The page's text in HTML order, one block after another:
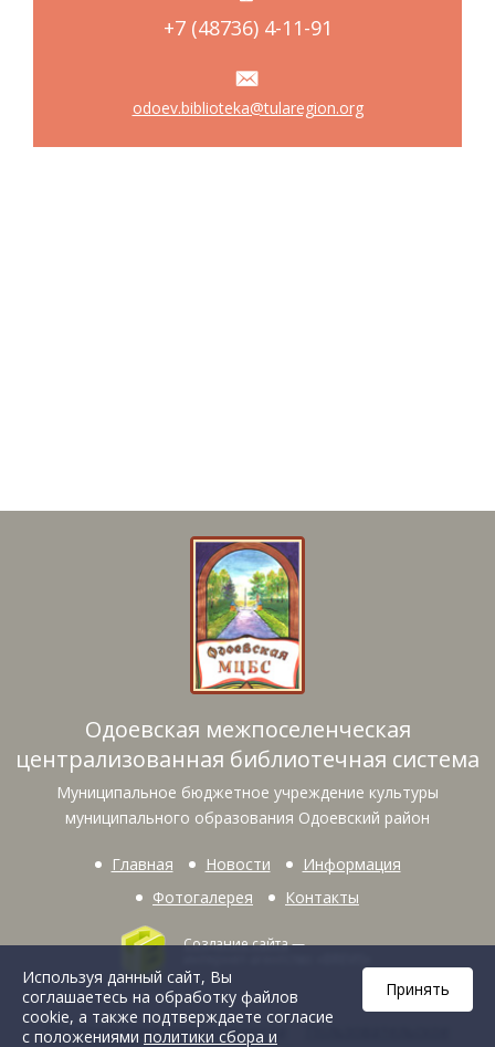
+7 (48736) 4-11-91
odoev.biblioteka@tularegion.org
Одоевская межпоселенческая
централизованная библиотечная система
Муниципальное бюджетное учреждение культуры
муниципального образования Одоевский район
Главная Новости
Информация
Фотогалерея
Контакты
Создание сайта—
Политика конфиденциальности
Используя данный сайт, Вы
соглашаетесь на обработку файлов
cookie, а также подтверждаете согласие
с положениями политики сбора и
Принять